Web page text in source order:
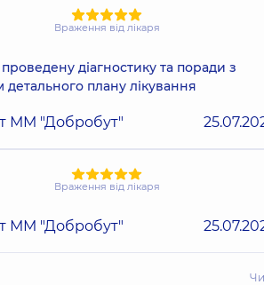
Враження від лікаря
діагностику та поради з
плану лікування
ММ "Добробут"
Враження від лікаря
ММ "Добробут"